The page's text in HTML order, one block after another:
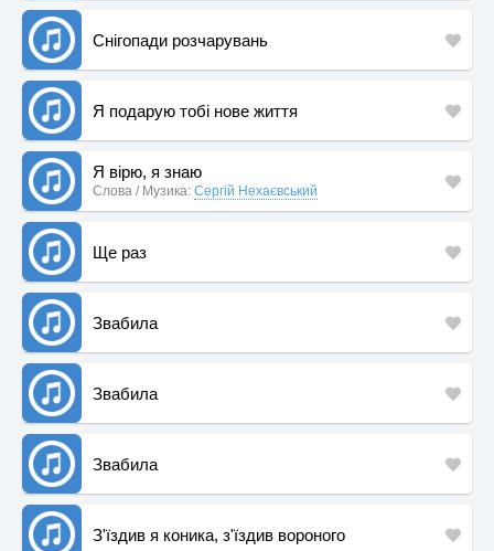
Снігопади розчарувань
Я подарую тобі нове життя
Я вірю, я знаю
Слова / Музика: Сергій Нехаєвський
Ще раз
Звабила
Звабила
Звабила
З'їздив я коника, з'їздив вороного